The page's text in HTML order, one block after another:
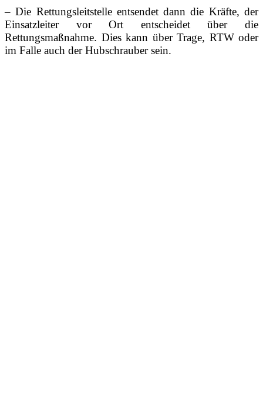
– Die Rettungsleitstelle entsendet dann die Kräfte, der
Einsatzleiter vor Ort entscheidet über die
Rettungsmaßnahme. Dies kann über Trage, RTW oder
im Falle auch der Hubschrauber sein.